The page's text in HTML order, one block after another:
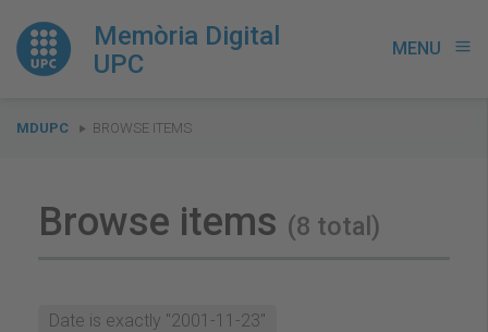
Memòria Digital
UPC
MENU menu
You
MDUPC BROWSE ITEMS
Browse items (8 total)
Date is exactly "2001-11-23"